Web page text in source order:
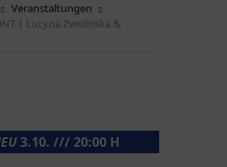
Veranstaltungen
| Lucyna Zwolinska &
3.10. /// 20:00 H